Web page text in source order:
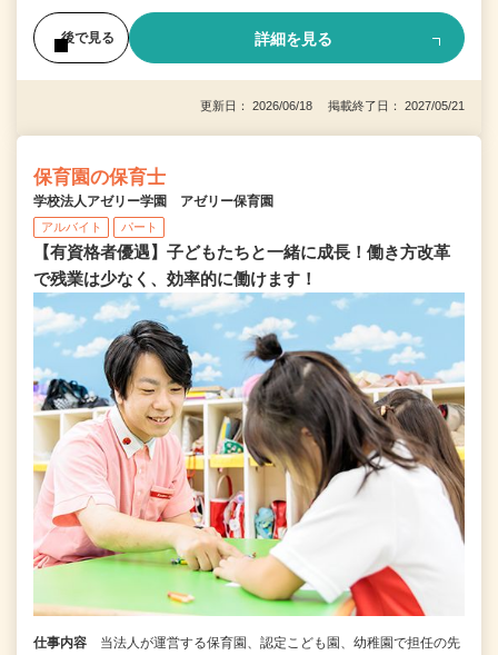
後で見る 詳細を見る
更新日： 2026/06/18 掲載終了日： 2027/05/21
保育園の保育士
学校法人アゼリー学園 アゼリー保育園
アルバイト パート
【有資格者優遇】子どもたちと一緒に成長！働き方改革
で残業は少なく、効率的に働けます！
仕事内容 当法人が運営する保育園、認定こども園、幼稚園で担任の先